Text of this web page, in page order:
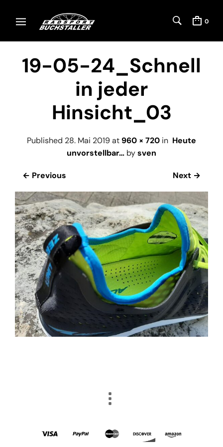
0
19-05-24_Schnell
in jeder
Hinsicht_03
Published 28. Mai 2019at 960 × 720 in Heute
unvorstellbar… bysven
← Previous Next →